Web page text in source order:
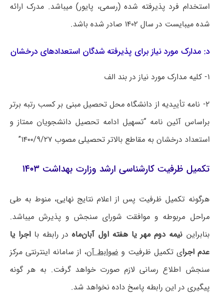
استخدام فرد پذیرفته شده (رسمی، پایور) میباشد. مدرک ارائه
شده میبایست در سال ۱۴۰۲ صادر شده باشد.
د: مدارک مورد نیاز برای پذیرفته شدگان استعدادهای درخشان
۱- کلیه مدارک مورد نیاز در بند الف
۲- نامه تأییدیه از دانشگاه محل تحصیل مبنی بر کسب رتبه برتر
براساس آئین نامه “تسهیل ادامه تحصیل دانشجویان ممتاز و
استعداد درخشان به مقاطع بالاتر تحصیلی مصوب ۱۴۰۰/۹/۲۷”
تکمیل ظرفیت کارشناسی ارشد وزارت بهداشت ۱۴۰۳
هرگونه تکمیل ظرفیت پس از اعلام نتایج نهایی، منوط به طی
مراحل مربوطه و موافقت شورای سنجش و پذیرش میباشد.
بنابراین نیمه دوم مهر یا هفته اول آبان‌ماهدر رابطه بااجرا یا
عدم اجرای تکمیل ظرفیت وضوابط آن، از سامانه اینترنتی مرکز
سنجش اطلاع رسانی لازم صورت خواهد گرفت. به هر گونه
پیگیری در این رابطه پاسخ داده نخواهد شد.